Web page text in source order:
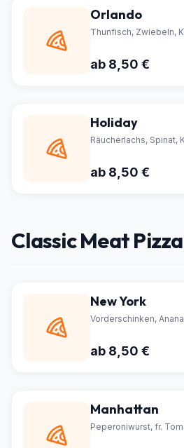
Orlando
Thunfisch, Zwiebeln,
ab 8,50 €
Holiday
Räucherlachs, Spinat,
ab 8,50 €
Classic Meat Pizza
New York
Vorderschinken,
ab 8,50 €
Manhattan
Peperoniwurst, fr.